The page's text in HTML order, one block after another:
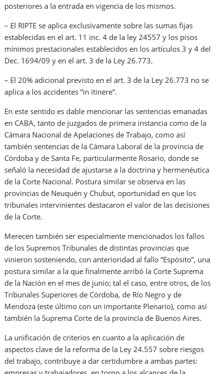
posteriores a la entrada en vigencia de los mismos.
– El RIPTE se aplica exclusivamente sobre las sumas fijas
establecidas en el art. 11 inc. 4 de la ley 24557 y los pisos
mínimos prestacionales establecidos en los artículos 3 y 4 del
Dec. 1694/09 y en el art. 3 de la Ley 26.773.
– El 20% adicional previsto en el art. 3 de la Ley 26.773 no se
aplica a los accidentes “in itinere”.
En este sentido es dable mencionar las sentencias emanadas
en CABA, tanto de juzgados de primera instancia como de la
Cámara Nacional de Apelaciones de Trabajo, como así
también sentencias de la Cámara Laboral de la provincia de
Córdoba y de Santa Fe, particularmente Rosario, donde se
señaló la necesidad de ajustarse a la doctrina y hermenéutica
de la Corte Nacional. Postura similar se observa en las
provincias de Neuquén y Chubut, oportunidad en que los
tribunales intervinientes destacaron el valor de las decisiones
de la Corte.
Merecen también ser especialmente mencionados los fallos
de los Supremos Tribunales de distintas provincias que
vinieron sosteniendo, con anterioridad al fallo “Espósito”, una
postura similar a la que finalmente arribó la Corte Suprema
de la Nación en el mes de junio; tal el caso, entre otros, de los
Tribunales Superiores de Córdoba, de Río Negro y de
Mendoza (este último con un importante Plenario), como así
también la Suprema Corte de la provincia de Buenos Aires.
La unificación de criterios en cuanto a la aplicación de
aspectos clave de la reforma de la Ley 24.557 sobre riesgos
del trabajo, contribuye a dar certidumbre a ambas partes: